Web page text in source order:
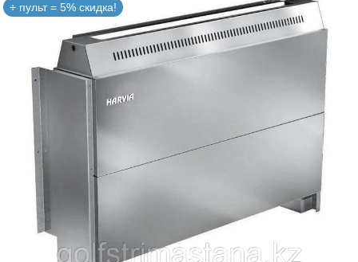
+ пульт = 5% скидка!